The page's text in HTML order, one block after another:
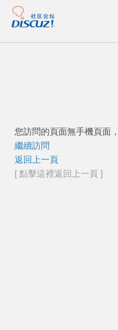
您訪問的頁面無手機頁面
繼續訪問
返回上一頁
[ 點擊這裡返回上一頁 ]